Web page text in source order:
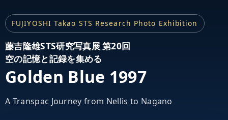
FUJIYOSHI Takao STS Research Photo Exhibition
藤吉隆雄STS研究写真展 第20回
空の記憶と記録を集める
Golden Blue 1997
A Transpac Journey from Nellis to Nagano